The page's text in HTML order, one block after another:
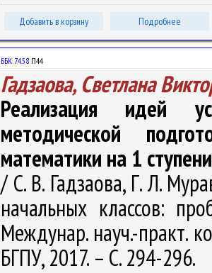
Добавить в корзину Подробнее
ББК 74.58 П44
Гадзаова, Светлана
Реализация идей
методической
математики на 1
/ С. В. Гадзаова, Г. Л.
начальных классов:
Междунар. науч.-практ.
БГПУ, 2017. – С. 294-296.